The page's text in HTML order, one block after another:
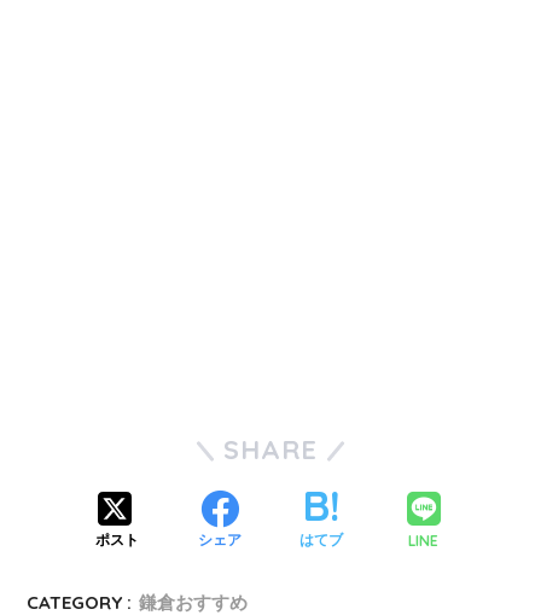
SHARE
ポスト シェア はてブ LINE
CATEGORY : 鎌倉おすすめ